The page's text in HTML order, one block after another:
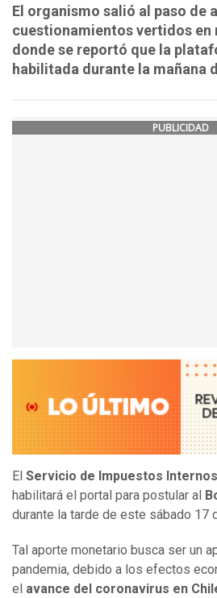
El organismo salió al paso de
cuestionamientos vertidos en
donde se reportó que la
habilitada durante la mañana
PUBLICIDAD
El Servicio de Impuestos
habilitará el portal para postular al
durante la tarde de este sábado 17
Tal aporte monetario busca ser un
pandemia, debido a los efectos
el avance del coronavirus en